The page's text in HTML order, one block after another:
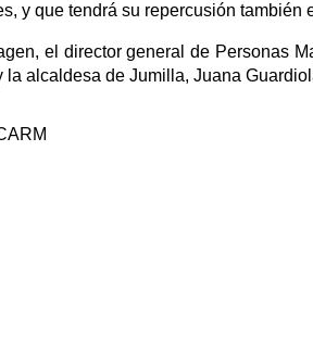
y que tendrá su repercusión también
el director general de Personas
la alcaldesa de Jumilla, Juana